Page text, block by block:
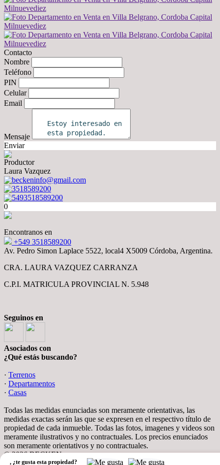
, ¿te gusta esta propiedad?
Contacto
Nombre
Teléfono
PIN
Celular
Email
Mensaje
Enviar
Productor
Laura Vazquez
beckeninfo@gmail.com
3518589200
5493518589200
0
Encontranos en
+549 3518589200
Av. Pedro Simon Laplace 5522, local4 X5009 Córdoba, Argentina.
CRA. LAURA VAZQUEZ CARRANZA
C.P.I. MATRICULA PROVINCIAL N. 5.948
Seguinos en
Asociados con
¿Qué estás buscando?
· Terrenos
· Departamentos
· Casas
Todas las medidas enunciadas son meramente orientativas, las
medidas exactas serán las que se expresen en el respectivo título de
propiedad de cada inmueble. Todas las fotos, imagenes y videos son
meramente ilustrativos y no contractuales. Los precios enunciados
son meramente orientativos y no contractuales.
© 2026 BECKEN.
Software Inmobiliario - Tokko Broker